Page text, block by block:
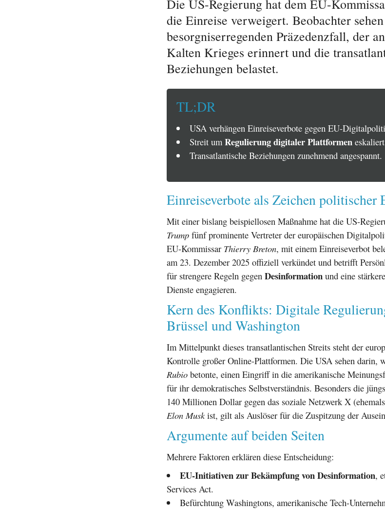
Die US-Regierung hat dem EU-
die Einreise verweigert. Beobachter
besorgniserregenden Präzedenzfall, der
Kalten Krieges erinnert und die
Beziehungen belastet.
TL;DR
USA verhängen Einreiseverbote gegen EU-
Streit um Regulierung digitaler Plattformen
Transatlantische Beziehungen zunehmend angespannt.
Einreiseverbote als Zeichen politischer
Mit einer bislang beispiellosen Maßnahme hat die US-
Trump fünf prominente Vertreter der europäischen
EU-Kommissar Thierry Breton, mit einem Einreiseverbot
am 23. Dezember 2025 offiziell verkündet und betrifft
für strengere Regeln gegen Desinformation und eine
Dienste engagieren.
Kern des Konflikts: Digitale
Brüssel und Washington
Im Mittelpunkt dieses transatlantischen Streits steht der
Kontrolle großer Online-Plattformen. Die USA sehen darin,
Rubio betonte, einen Eingriff in die amerikanische
für ihr demokratisches Selbstverständnis. Besonders die
140 Millionen Dollar gegen das soziale Netzwerk X
Elon Muskist, gilt als Auslöser für die Zuspitzung der
Argumente auf beiden Seiten
Mehrere Faktoren erklären diese Entscheidung:
EU-Initiativen zur Bekämpfung von Desinformation,
Services Act.
Befürchtung Washingtons, amerikanische Tech-